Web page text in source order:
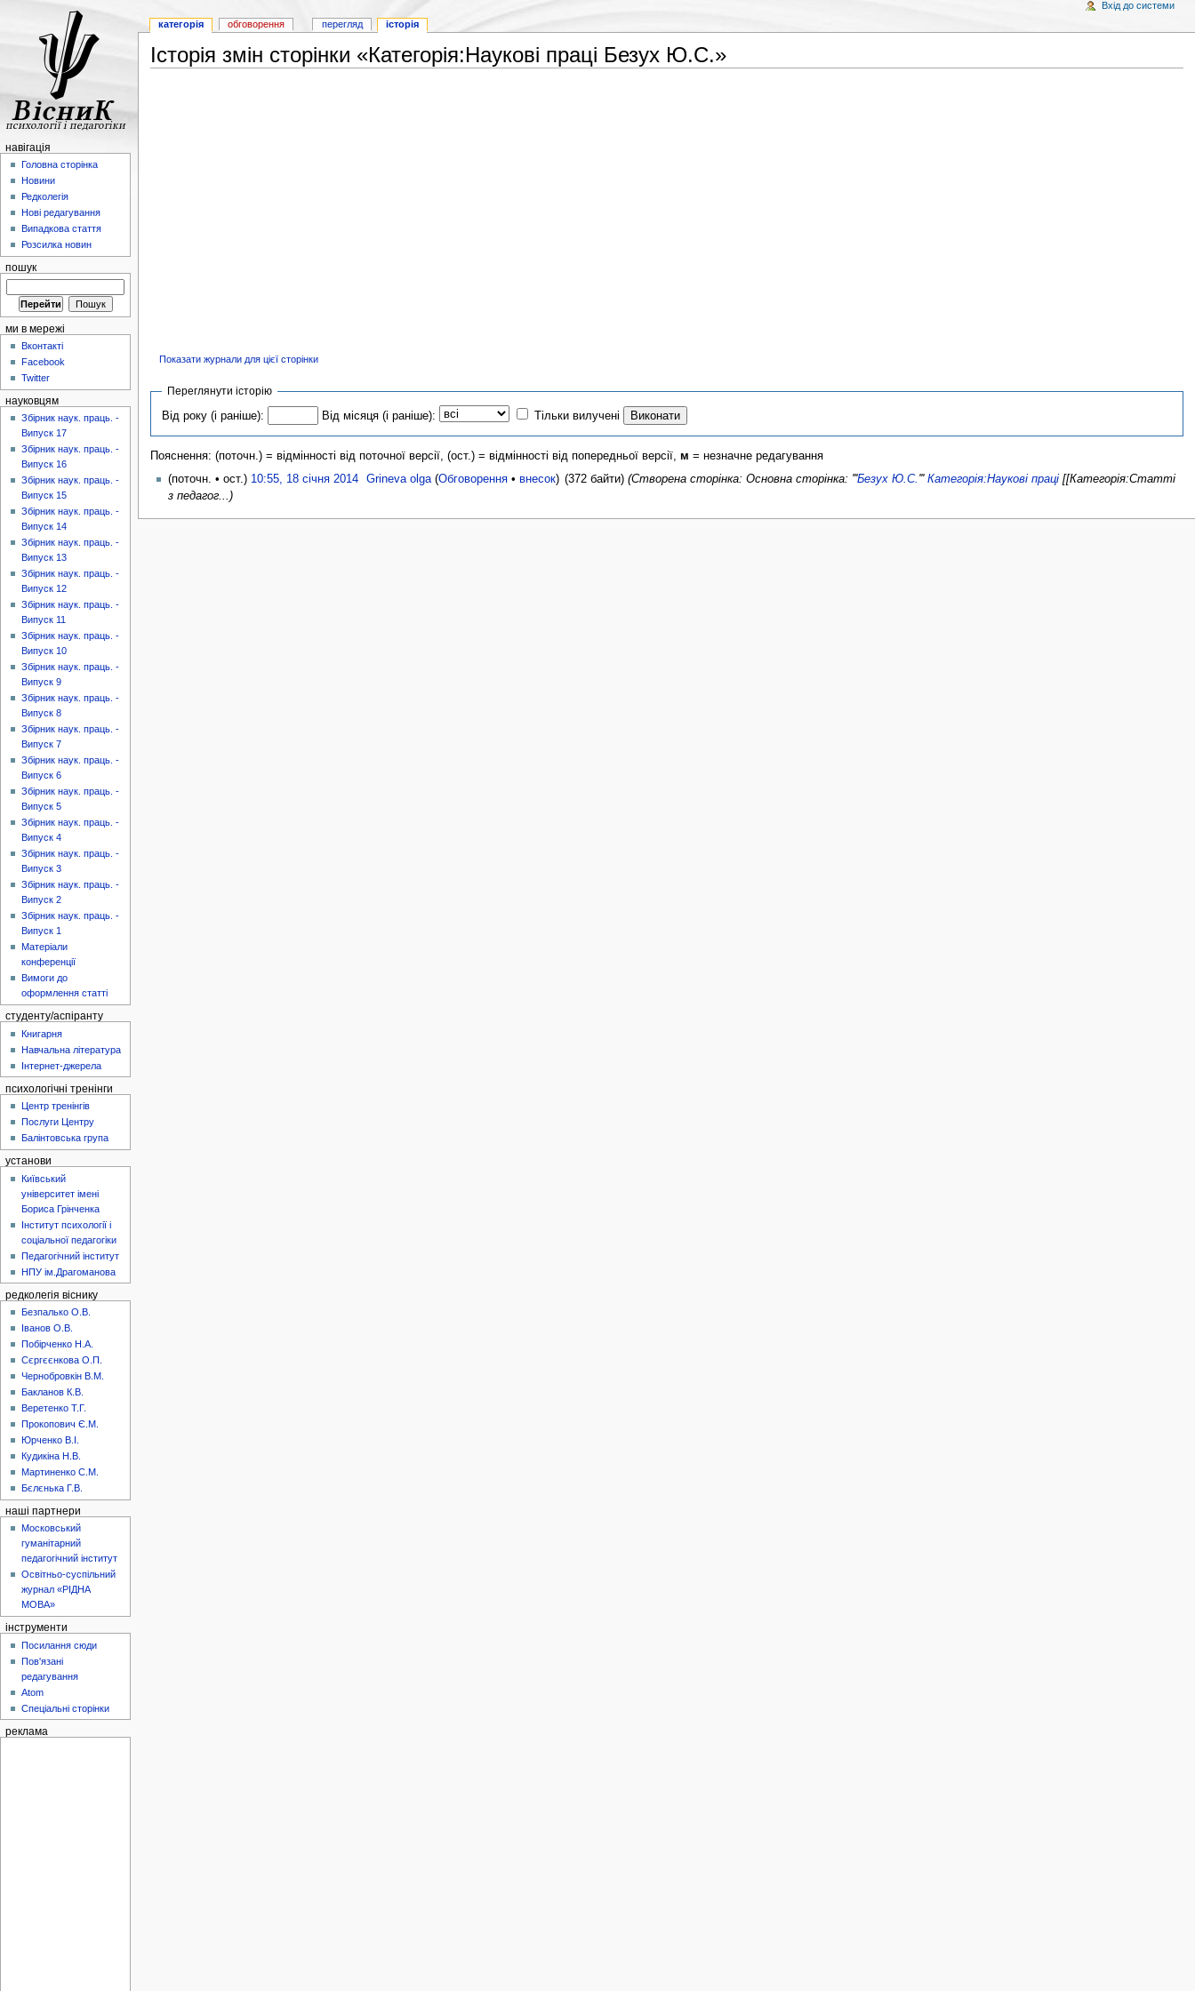
Історія змін сторінки «Категорія:Наукові праці Безух Ю.С.»
Показати журнали для цієї сторінки
Переглянути історію
Від року (і раніше): Від місяця (і раніше): Тільки вилучені
Пояснення: (поточн.) = відмінності від поточної версії, (ост.) = відмінності від попередньої версії, м = незначне редагування
(поточн. • ост.) 10:55, 18 січня 2014 Grineva olga (Обговорення• внесок) (372 байти) (Створена сторінка: Основна сторінка: '''Безух Ю.С. '''Категорія:Наукові праці [[Категорія:Статті
з педагог...)
категорія обговорення перегляд історія
Вхід до системи
навігація
Головна сторінка
Новини
Редколегія
Нові редагування
Випадкова стаття
Розсилка новин
пошук
ми в мережі
Вконтакті
Facebook
Twitter
науковцям
Збірник наук. праць. -
Випуск 17
Збірник наук. праць. -
Випуск 16
Збірник наук. праць. -
Випуск 15
Збірник наук. праць. -
Випуск 14
Збірник наук. праць. -
Випуск 13
Збірник наук. праць. -
Випуск 12
Збірник наук. праць. -
Випуск 11
Збірник наук. праць. -
Випуск 10
Збірник наук. праць. -
Випуск 9
Збірник наук. праць. -
Випуск 8
Збірник наук. праць. -
Випуск 7
Збірник наук. праць. -
Випуск 6
Збірник наук. праць. -
Випуск 5
Збірник наук. праць. -
Випуск 4
Збірник наук. праць. -
Випуск 3
Збірник наук. праць. -
Випуск 2
Збірник наук. праць. -
Випуск 1
Матеріали
конференції
Вимоги до
оформлення статті
студенту/аспіранту
Книгарня
Навчальна література
Інтернет-джерела
психологічні тренінги
Центр тренінгів
Послуги Центру
Балінтовська група
установи
Київський
університет імені
Бориса Грінченка
Інститут психології і
соціальної педагогіки
Педагогічний інститут
НПУ ім.Драгоманова
редколегія віснику
Безпалько О.В.
Іванов О.В.
Побірченко Н.А.
Сєргєєнкова О.П.
Чернобровкін В.М.
Бакланов К.В.
Веретенко Т.Г.
Прокопович Є.М.
Юрченко В.І.
Кудикіна Н.В.
Мартиненко С.М.
Бєлєнька Г.В.
наші партнери
Московський
гуманітарний
педагогічний інститут
Освітньо-суспільний
журнал «РІДНА
МОВА»
інструменти
Посилання сюди
Пов'язані
редагування
Atom
Спеціальні сторінки
реклама